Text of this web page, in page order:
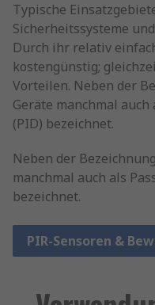
Typische
Sicherheitssysteme
Durch ihr relativ
kostengünstig;
Vorteilen. Neben der
Geräte manchmal
(PID) bezeichnet.
Neben der
manchmal auch als
bezeichnet.
PIR-Sensoren &